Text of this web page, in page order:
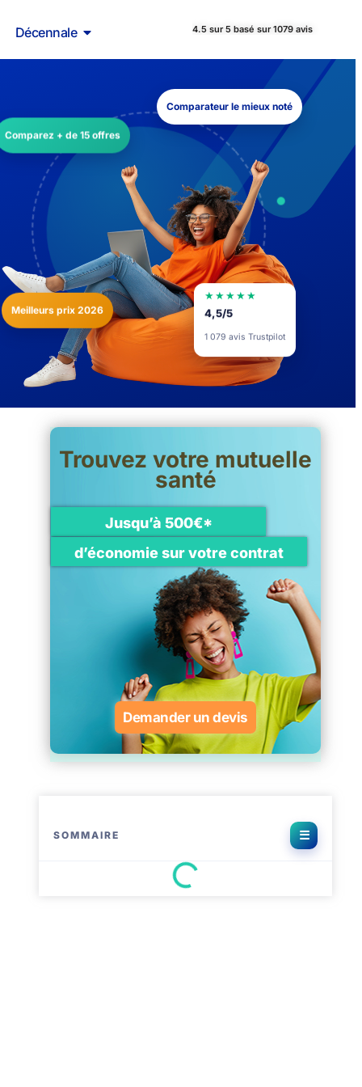
Décennale 4.5 sur 5 basé sur 1079 avis
Comparez + de 15 offres
Meilleurs prix 2026
Comparateur le mieux noté
★★★★★
4,5/5
1 079 avis Trustpilot
SOMMAIRE
Trouvez votre mutuelle
santé
Jusqu’à 500€*
d’économie sur votre contrat
Demander un devis